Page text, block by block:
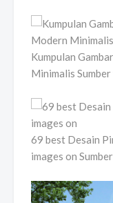
Kumpulan
Minimalis
69 best Desain
images on